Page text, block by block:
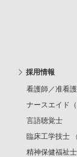
採用情報
看護師／准看
ナースエイド（
言語聴覚士
臨床工学技士
精神保健福祉士